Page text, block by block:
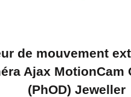
de mouvement
Ajax MotionCam
(PhOD) Jeweller